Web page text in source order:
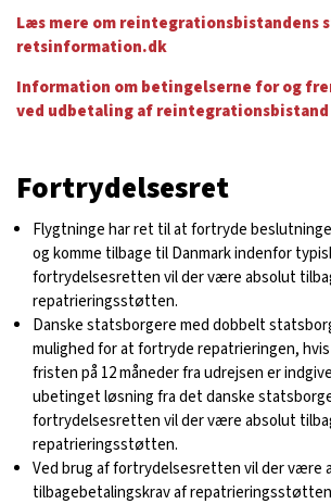
Læs mere om reintegrationsbistandens
retsinformation.dk
Information om betingelserne for og
ved udbetaling af
Fortrydelsesret
Flygtninge har ret til at fortryde
og komme tilbage til Danmark indenfor
fortrydelsesretten vil der være absolut
repatrieringsstøtten.
Danske statsborgere med dobbelt
mulighed for at fortryde repatrieringen,
fristen på 12 måneder fra udrejsen er
ubetinget løsning fra det danske
fortrydelsesretten vil der være absolut
repatrieringsstøtten.
Ved brug af fortrydelsesretten vil der være
tilbagebetalingskrav af